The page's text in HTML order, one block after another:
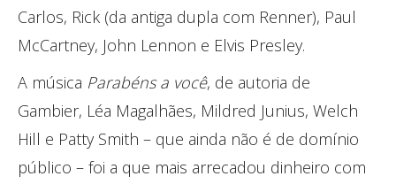
Carlos, Rick (da antiga dupla com Renner), Paul
McCartney, John Lennon e Elvis Presley.
A música Parabéns a você, de autoria de
Gambier, Léa Magalhães, Mildred Junius, Welch
Hill e Patty Smith – que ainda não é de domínio
público – foi a que mais arrecadou dinheiro com